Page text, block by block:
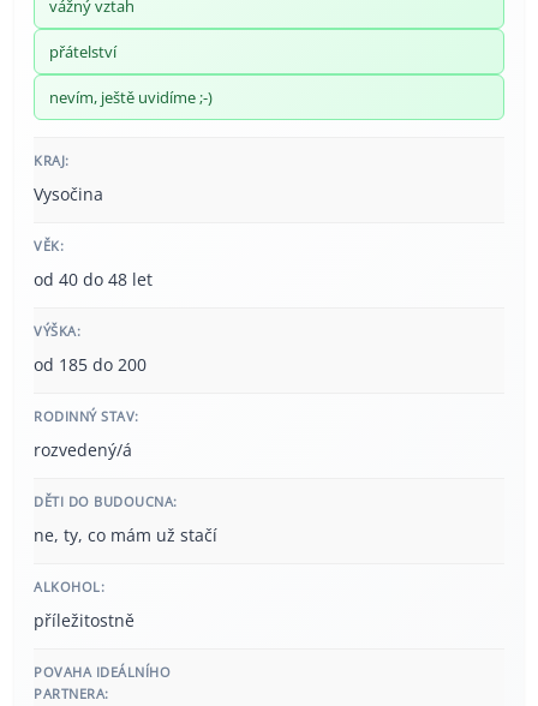
vážný vztah
přátelství
nevím, ještě uvidíme ;-)
KRAJ:
Vysočina
VĚK:
od 40 do 48 let
VÝŠKA:
od 185 do 200
RODINNÝ STAV:
rozvedený/á
DĚTI DO BUDOUCNA:
ne, ty, co mám už stačí
ALKOHOL:
příležitostně
POVAHA IDEÁLNÍHO
PARTNERA: